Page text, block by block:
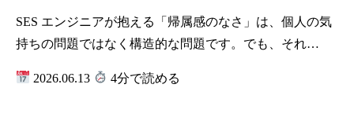
SES エンジニアが抱える「帰属感のなさ」は、個人の気
持ちの問題ではなく構造的な問題です。でも、それ…
2026.06.13 4分で読める